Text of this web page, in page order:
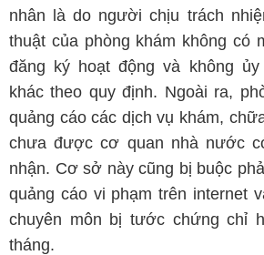
nhân là do người chịu trách
thuật của phòng khám không có
đăng ký hoạt động và không
khác theo quy định. Ngoài ra,
quảng cáo các dịch vụ khám,
chưa được cơ quan nhà nước
nhận. Cơ sở này cũng bị buộc
quảng cáo vi phạm trên internet
chuyên môn bị tước chứng chỉ
tháng.